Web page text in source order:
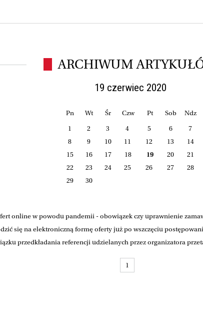
ARCHIWUM
19 czerwiec 2020
Pn Wt Śr Czw Pt Sob Ndz
1 2 3 4 5 6
7
8
9 10 11 12 13
14
15
16 17 18 19 20
21
22
23 24 25 26 27
28
29
30
online w powodu pandemii - obowiązek czy uprawnienie
się na elektroniczną formę oferty już po wszczęciu
przedkładania referencji udzielanych przez organizatora
1